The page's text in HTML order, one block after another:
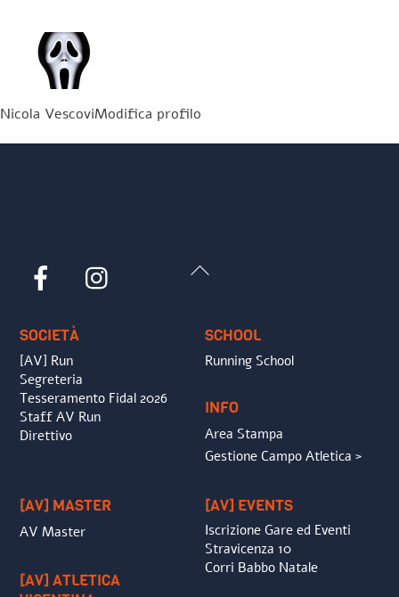
Nicola VescoviModifica profilo
Back
Facebook
SOCIETÀ
[AV] Run
Segreteria
Tesseramento Fidal 2026
Staff AV Run
Direttivo
SCHOOL
Running School
INFO
Area Stampa
Gestione Campo Atletica >
[AV] MASTER
AV Master
[AV] ATLETICA
[AV] EVENTS
Iscrizione Gare ed Eventi
Stravicenza 10
Corri Babbo Natale